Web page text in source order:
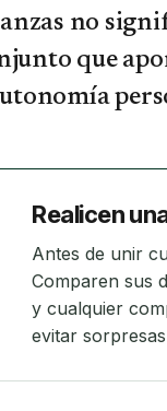
no
que
Realicen
Antes de unir
Comparen sus
y cualquier
evitar